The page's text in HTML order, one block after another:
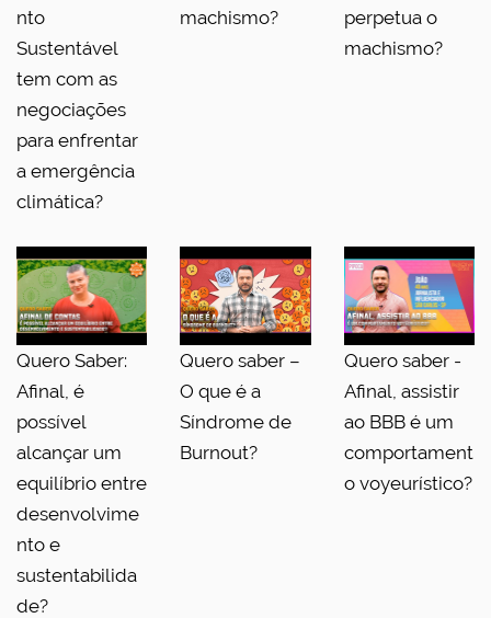
nto
Sustentável
tem com as
negociações
para enfrentar
a emergência
climática?
machismo?
perpetua o
machismo?
Quero Saber:
Afinal, é
possível
alcançar um
equilíbrio entre
desenvolvime
nto e
sustentabilida
de?
Quero saber –
O que é a
Síndrome de
Burnout?
Quero saber -
Afinal, assistir
ao BBB é um
comportament
o voyeurístico?